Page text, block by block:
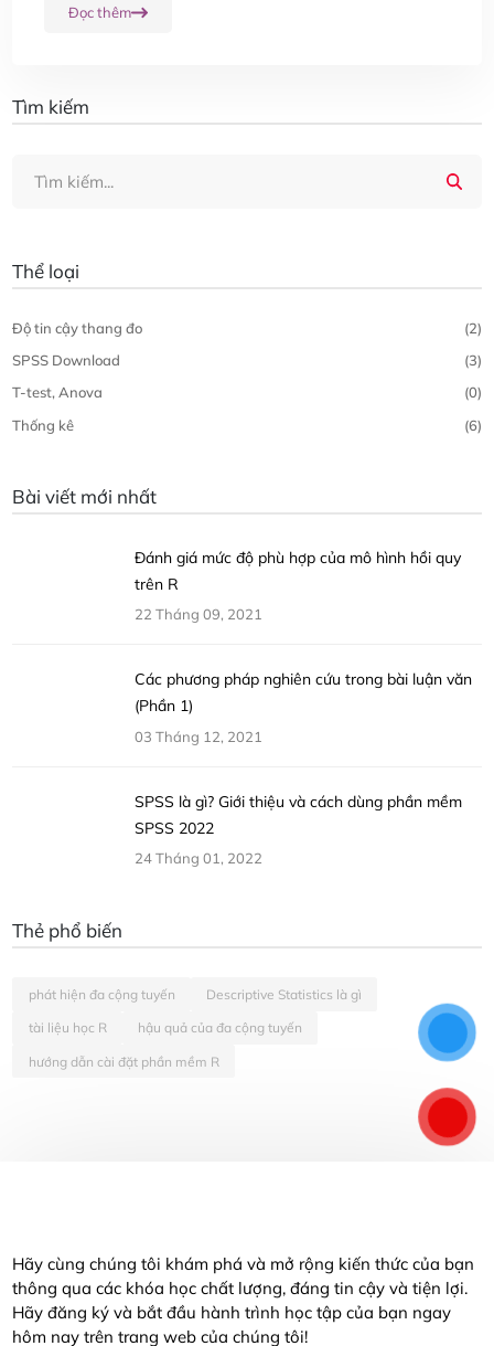
nắm rõ? Nếu chưa thì đừng...
Đọc thêm
Tìm kiếm
Thể loại
Độ tin cậy thang đo
(2)
SPSS Download
(3)
T-test, Anova
(0)
Thống kê
(6)
Bài viết mới nhất
Đánh giá mức độ phù hợp của mô hình hồi quy
trên R
22 Tháng 09, 2021
Các phương pháp nghiên cứu trong bài luận văn
(Phần 1)
03 Tháng 12, 2021
SPSS là gì? Giới thiệu và cách dùng phần mềm
SPSS 2022
24 Tháng 01, 2022
Thẻ phổ biến
phát hiện đa cộng tuyến Descriptive Statistics là gì
tài liệu học R hậu quả của đa cộng tuyến
hướng dẫn cài đặt phần mềm R
Hãy cùng chúng tôi khám phá và mở rộng kiến thức của bạn
thông qua các khóa học chất lượng, đáng tin cậy và tiện lợi.
Hãy đăng ký và bắt đầu hành trình học tập của bạn ngay
hôm nay trên trang web của chúng tôi!